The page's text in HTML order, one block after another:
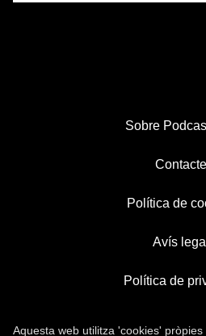
Sobre
Contacte
Política de
Avís legal
Política de
Aquesta web utilitza 'cookies'